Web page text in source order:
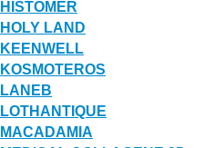
HISTOMER
HOLY LAND
KEENWELL
KOSMOTEROS
LANEB
LOTHANTIQUE
MACADAMIA